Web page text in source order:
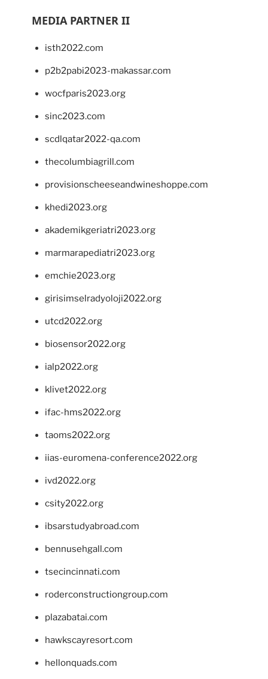
MEDIA PARTNER II
isth2022.com
p2b2pabi2023-makassar.com
wocfparis2023.org
sinc2023.com
scdlqatar2022-qa.com
thecolumbiagrill.com
provisionscheeseandwineshoppe.com
khedi2023.org
akademikgeriatri2023.org
marmarapediatri2023.org
emchie2023.org
girisimselradyoloji2022.org
utcd2022.org
biosensor2022.org
ialp2022.org
klivet2022.org
ifac-hms2022.org
taoms2022.org
iias-euromena-conference2022.org
ivd2022.org
csity2022.org
ibsarstudyabroad.com
bennusehgall.com
tsecincinnati.com
roderconstructiongroup.com
plazabatai.com
hawkscayresort.com
hellonquads.com